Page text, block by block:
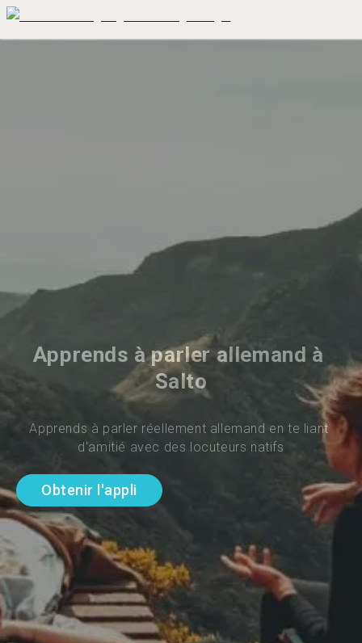
Apprends à parler allemand à
Salto
Apprends à parler réellement allemand en te liant
d'amitié avec des locuteurs natifs
Obtenir l'appli